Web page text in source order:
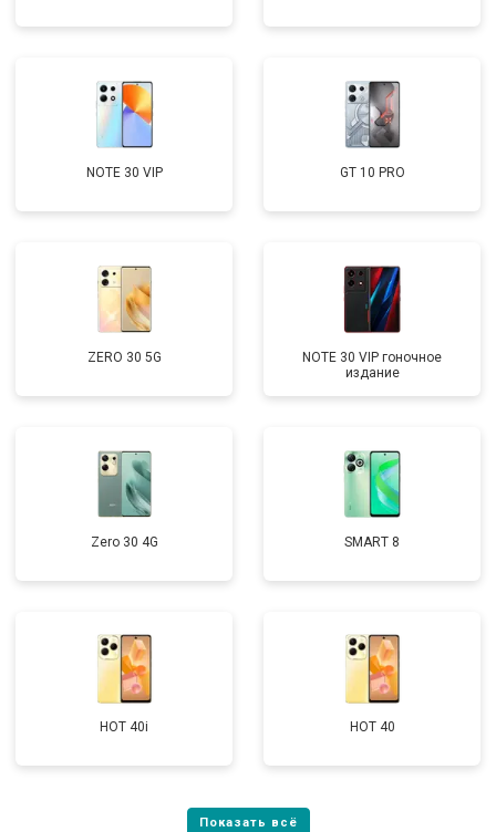
NOTE 30 VIP GT 10 PRO
ZERO 30 5G
NOTE 30 VIP гоночное
издание
Zero 30 4G SMART 8
HOT 40i HOT 40